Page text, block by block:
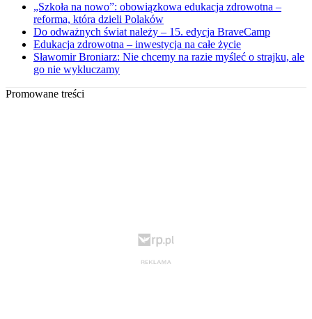
„Szkoła na nowo”: obowiązkowa edukacja zdrowotna –
reforma, która dzieli Polaków
Do odważnych świat należy – 15. edycja BraveCamp
Edukacja zdrowotna – inwestycja na całe życie
Sławomir Broniarz: Nie chcemy na razie myśleć o strajku, ale
go nie wykluczamy
Promowane treści